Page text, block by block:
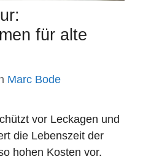
für alte
Marc Bode
vor Leckagen und
die Lebenszeit der
hohen Kosten vor.